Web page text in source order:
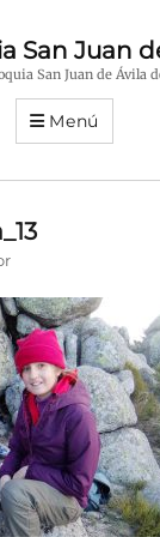
San Juan
San Juan de Ávila
Menú